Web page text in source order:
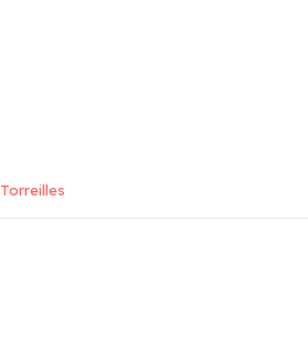
Torreilles